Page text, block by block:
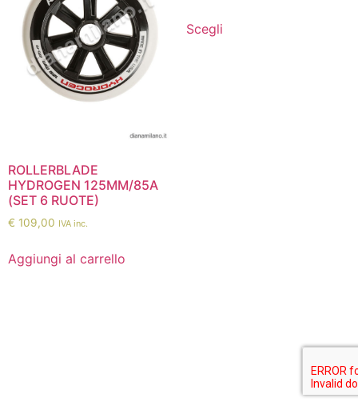
ROLLERBLADE
HYDROGEN 125MM/85A
(SET 6 RUOTE)
€ 109,00 IVA inc.
Aggiungi al carrello
Scegli